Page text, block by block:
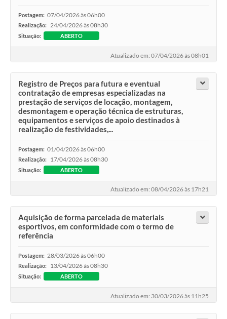
Postagem: 07/04/2026 às 06h00
Realização: 24/04/2026 às 08h30
Situação: ABERTO
Atualizado em: 07/04/2026 às 08h01
Registro de Preços para futura e eventual
contratação de empresas especializadas na
prestação de serviços de locação, montagem,
desmontagem e operação técnica de estruturas,
equipamentos e serviços de apoio destinados à
realização de festividades,...
Postagem: 01/04/2026 às 06h00
Realização: 17/04/2026 às 08h30
Situação: ABERTO
Atualizado em: 08/04/2026 às 17h21
Aquisição de forma parcelada de materiais
esportivos, em conformidade com o termo de
referência
Postagem: 28/03/2026 às 06h00
Realização: 13/04/2026 às 08h30
Situação: ABERTO
Atualizado em: 30/03/2026 às 11h25